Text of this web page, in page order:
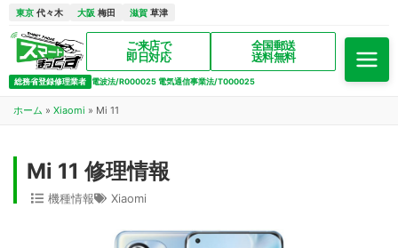
東京 代々木 大阪 梅田 滋賀 草津
ご来店で
即日対応
全国郵送
送料無料
総務省登録修理業者 電波法/R000025 電気通信事業法/T000025
ホーム » Xiaomi » Mi 11
Mi 11 修理情報
機種情報 Xiaomi